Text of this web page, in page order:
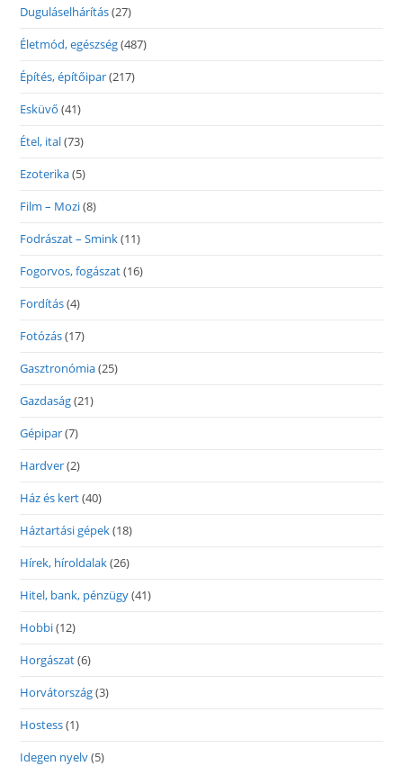
Duguláselhárítás(27)
Életmód, egészség(487)
Építés, építőipar(217)
Esküvő (41)
Étel, ital(73)
Ezoterika(5)
Film – Mozi(8)
Fodrászat – Smink(11)
Fogorvos, fogászat(16)
Fordítás(4)
Fotózás(17)
Gasztronómia(25)
Gazdaság(21)
Gépipar(7)
Hardver(2)
Ház és kert(40)
Háztartási gépek(18)
Hírek, híroldalak(26)
Hitel, bank, pénzügy(41)
Hobbi(12)
Horgászat(6)
Horvátország(3)
Hostess(1)
Idegen nyelv(5)